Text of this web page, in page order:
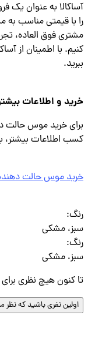
به عنوان یک
قیمتی مناسب به
فوق العاده،
با اطمینان از
و اطلاعات بیشتر
اطلاعات بیشتر، به
حالت دهنده مو فوق قوی 4 تافت 150
:
مشکی
:
مشکی
کنون هیچ نظری برای
نفری باشید که نظر